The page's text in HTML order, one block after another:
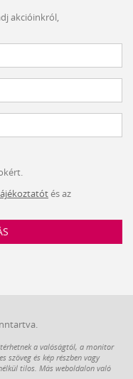
akcióinkról,
és az
a valóságtól, a monitor
szöveg és kép részben vagy
tilos. Más weboldalon való